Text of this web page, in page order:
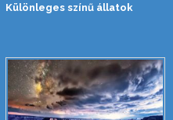
Különleges színű állatok